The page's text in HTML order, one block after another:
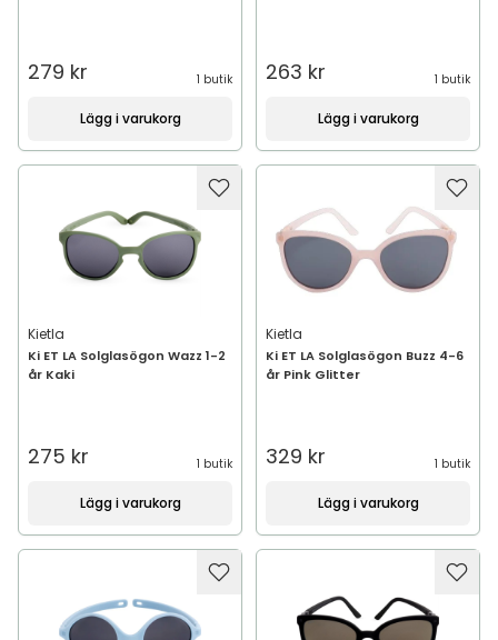
279 kr 1 butik
Lägg i varukorg
263 kr 1 butik
Lägg i varukorg
Kietla
Ki ET LA Solglasögon Wazz 1-2
år Kaki
275 kr 1 butik
Lägg i varukorg
Kietla
Ki ET LA Solglasögon Buzz 4-6
år Pink Glitter
329 kr 1 butik
Lägg i varukorg